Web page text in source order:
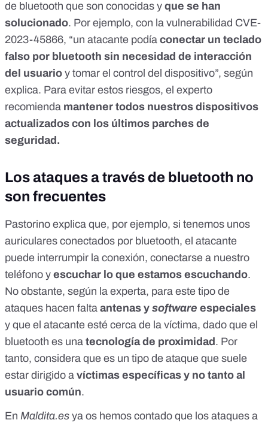
de bluetooth que son conocidas y que se han
solucionado. Por ejemplo, con la vulnerabilidad CVE-
2023-45866, “un atacante podía conectar un teclado
falso por bluetooth sin necesidad de interacción
del usuario y tomar el control del dispositivo”, según
explica. Para evitar estos riesgos, el experto
recomienda mantener todos nuestros dispositivos
actualizados con los últimos parches de
seguridad.
Los ataques a través de bluetooth no
son frecuentes
Pastorino explica que, por ejemplo, si tenemos unos
auriculares conectados por bluetooth, el atacante
puede interrumpir la conexión, conectarse a nuestro
teléfono y escuchar lo que estamos escuchando.
No obstante, según la experta, para este tipo de
ataques hacen falta antenas y software especiales
y que el atacante esté cerca de la víctima, dado que el
bluetooth es una tecnología de proximidad . Por
tanto, considera que es un tipo de ataque que suele
estar dirigido a víctimas específicas y no tanto al
usuario común.
En Maldita.es ya os hemos contado que los ataques a